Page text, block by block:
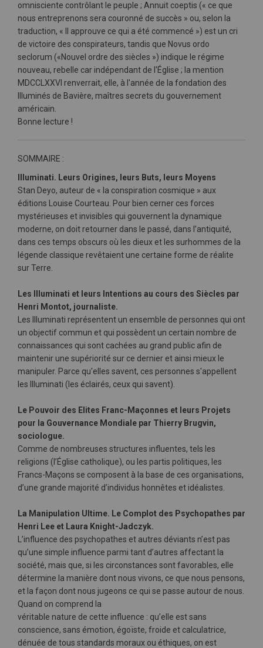
omnisciente contrôlant le peuple ; Annuit coeptis (« ce que
nous entreprenons sera couronné de succès » ou, selon la
traduction, « Il approuve ce qui a été commencé ») est un cri
de victoire des conspirateurs, tandis que Novus ordo
seclorum («Nouvel ordre des siècles ») indique le régime
nouveau, rebelle car indépendant de l'Église ; la mention
MDCCLXXVI renverrait, elle, à l'année de la fondation des
Illuminés de Bavière, maîtres secrets du gouvernement
américain.
Bonne lecture !
SOMMAIRE :
Illuminati. Leurs Origines, leurs Buts, leurs Moyens
Stan Deyo, auteur de « la conspiration cosmique » aux
éditions Louise Courteau. Pour bien cerner ces forces
mystérieuses et invisibles qui gouvernent la dynamique
moderne, on doit retourner dans le passé, dans l’antiquité,
dans ces temps obscurs où les dieux et les surhommes de la
légende classique revêtaient une certaine forme de réalite
sur Terre.
Les Illuminati et leurs Intentions au cours des Siècles par
Henri Montot, journaliste.
Les Illuminati représentent un ensemble de personnes qui ont
un objectif commun et qui possèdent un certain nombre de
connaissances qui sont cachées au grand public afin de
maintenir une supériorité sur ce dernier et ainsi mieux le
manipuler. Parce qu'elles savent, ces personnes s'appellent
les Illuminati (les éclairés, ceux qui savent).
Le Pouvoir des Elites Franc-Maçonnes et leurs Projets
pour la Gouvernance Mondiale par Thierry Brugvin,
sociologue.
Comme de nombreuses structures influentes, tels les
religions (l’Église catholique), ou les partis politiques, les
Francs-Maçons se composent à la base de ces organisations,
d’une grande majorité d’individus honnêtes et idéalistes.
La Manipulation Ultime. Le Complot des Psychopathes par
Henri Lee et Laura Knight-Jadczyk.
L’influence des psychopathes et autres déviants n’est pas
qu’une simple influence parmi tant d’autres affectant la
société, mais que, si les circonstances sont favorables, elle
détermine la manière dont nous vivons, ce que nous pensons,
et la façon dont nous jugeons ce qui se passe autour de nous.
Quand on comprend la
véritable nature de cette influence : qu’elle est sans
conscience, sans émotion, égoïste, froide et calculatrice,
dénuée de tous standards moraux ou éthiques, on est